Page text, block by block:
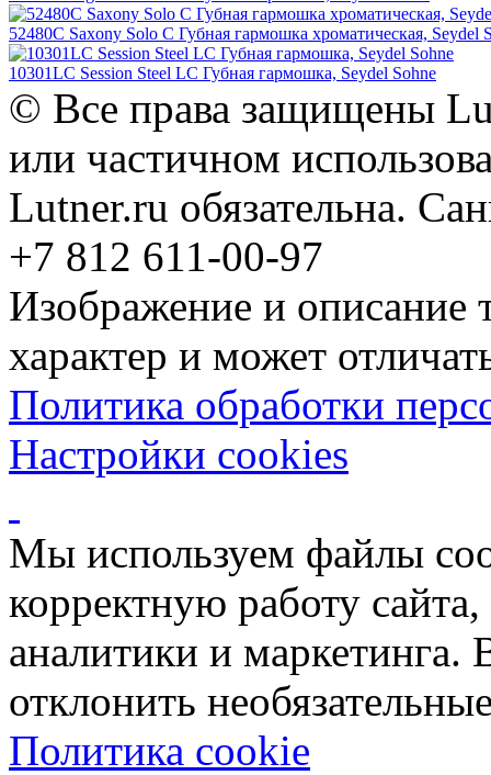
52480C Saxony Solo C Губная гармошка хроматическая, Seydel
10301LC Session Steel LC Губная гармошка, Seydel Sohne
© Все права защищены
или частичном
Lutner.ru обязательна.
+7 812 611-00-97
Изображение и описание
характер и может
Политика обработки
Настройки cookies
Мы используем файлы
корректную работу
аналитики и
отклонить
Политика cookie